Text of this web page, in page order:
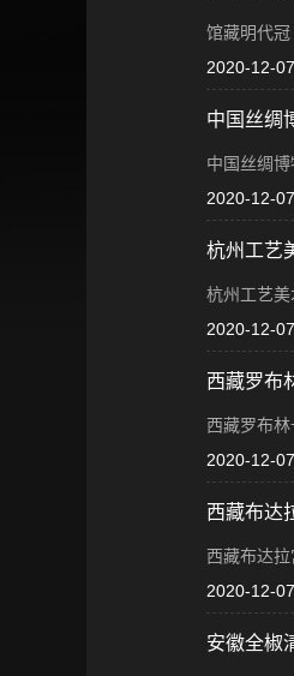
馆藏明代
2020-12-07
中国丝绸
中国丝绸
2020-12-07
杭州工艺
杭州工艺
2020-12-07
西藏罗布
西藏罗布
2020-12-07
西藏布达
西藏布达
2020-12-07
安徽全椒